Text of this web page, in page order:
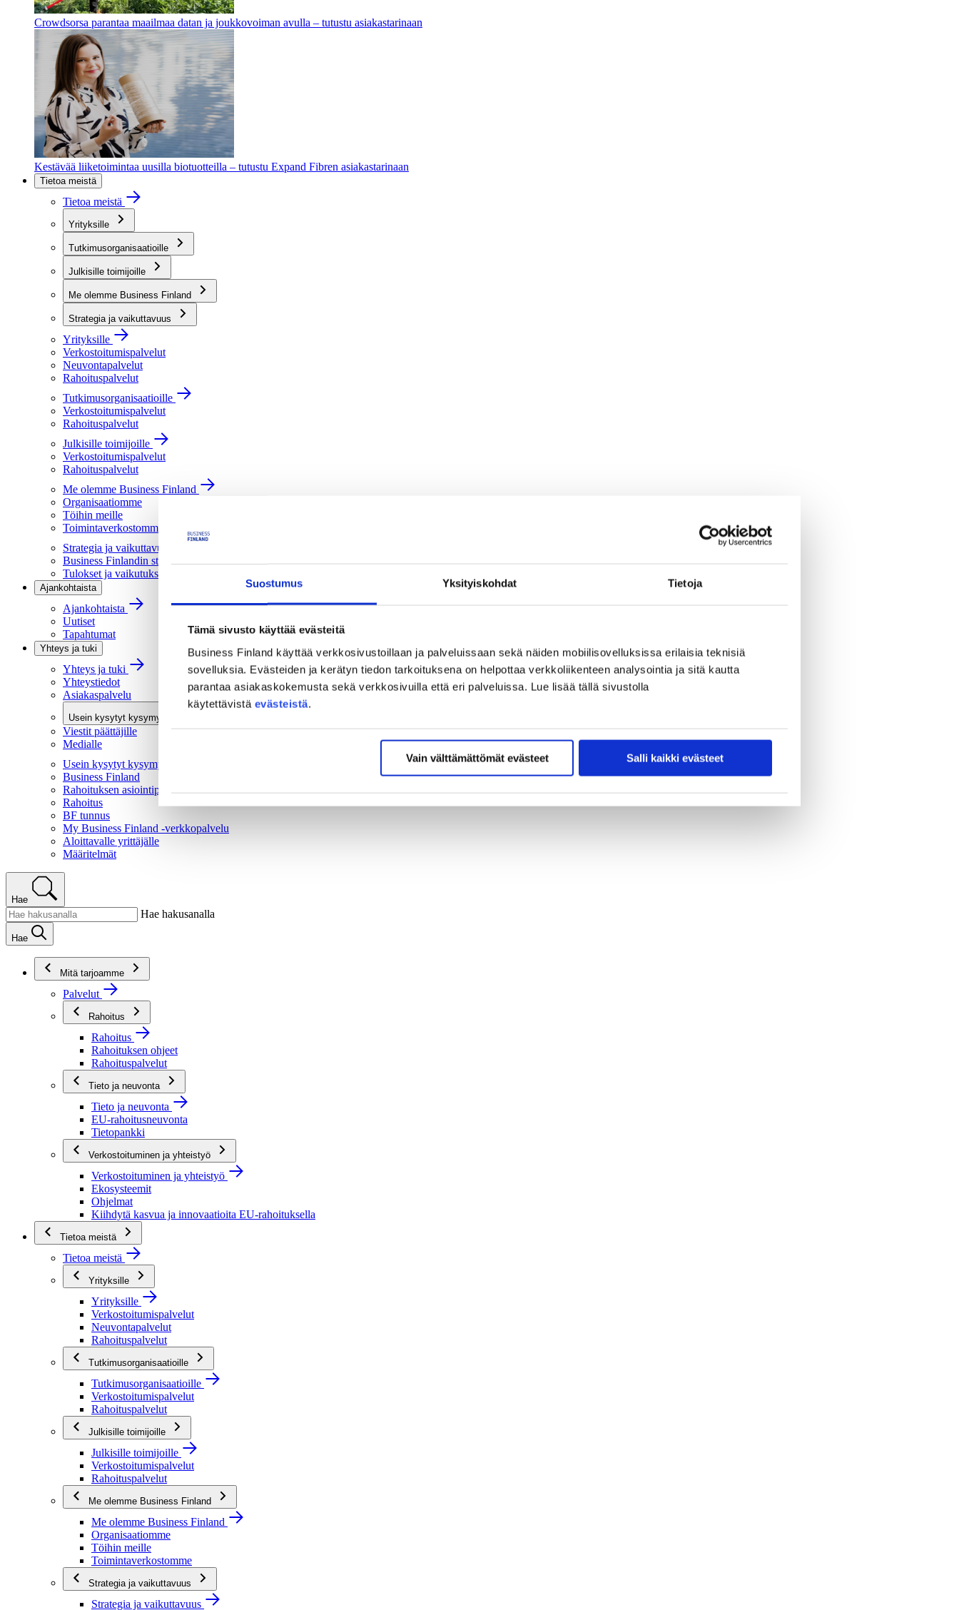
Suostumus Yksityiskohdat Tietoja
Tämä sivusto käyttää evästeitä
Business Finland käyttää verkkosivustoillaan ja palveluissaan sekä näiden mobiilisovelluksissa erilaisia teknisiä
sovelluksia. Evästeiden ja kerätyn tiedon tarkoituksena on helpottaa verkkoliikenteen analysointia ja sitä kautta
parantaa asiakaskokemusta sekä verkkosivuilla että eri palveluissa. Lue lisää tällä sivustolla
käytettävistä evästeistä.
Vain välttämättömät evästeet Salli kaikki evästeet
Crowdsorsa parantaa maailmaa datan ja joukkovoiman avulla – tutustu asiakastarinaan
Kestävää liiketoimintaa uusilla biotuotteilla – tutustu Expand Fibren asiakastarinaan
Tietoa meistä
Tietoa meistä
Yrityksille
Tutkimusorganisaatioille
Julkisille toimijoille
Me olemme Business Finland
Strategia ja vaikuttavuus
Yrityksille
Verkostoitumispalvelut
Neuvontapalvelut
Rahoituspalvelut
Tutkimusorganisaatioille
Verkostoitumispalvelut
Rahoituspalvelut
Julkisille toimijoille
Verkostoitumispalvelut
Rahoituspalvelut
Me olemme Business Finland
Organisaatiomme
Töihin meille
Toimintaverkostomme
Strategia ja vaikuttavuus
Business Finlandin strategia 2030
Tulokset ja vaikutukset
Ajankohtaista
Ajankohtaista
Uutiset
Tapahtumat
Yhteys ja tuki
Yhteys ja tuki
Yhteystiedot
Asiakaspalvelu
Usein kysytyt kysymykset
Viestit päättäjille
Medialle
Usein kysytyt kysymykset
Business Finland
Rahoituksen asiointipalvelu
Rahoitus
BF tunnus
My Business Finland -verkkopalvelu
Aloittavalle yrittäjälle
Määritelmät
Hae
Hae hakusanalla
Hae
Mitä tarjoamme
Palvelut
Rahoitus
Rahoitus
Rahoituksen ohjeet
Rahoituspalvelut
Tieto ja neuvonta
Tieto ja neuvonta
EU-rahoitusneuvonta
Tietopankki
Verkostoituminen ja yhteistyö
Verkostoituminen ja yhteistyö
Ekosysteemit
Ohjelmat
Kiihdytä kasvua ja innovaatioita EU-rahoituksella
Tietoa meistä
Tietoa meistä
Yrityksille
Yrityksille
Verkostoitumispalvelut
Neuvontapalvelut
Rahoituspalvelut
Tutkimusorganisaatioille
Tutkimusorganisaatioille
Verkostoitumispalvelut
Rahoituspalvelut
Julkisille toimijoille
Julkisille toimijoille
Verkostoitumispalvelut
Rahoituspalvelut
Me olemme Business Finland
Me olemme Business Finland
Organisaatiomme
Töihin meille
Toimintaverkostomme
Strategia ja vaikuttavuus
Strategia ja vaikuttavuus